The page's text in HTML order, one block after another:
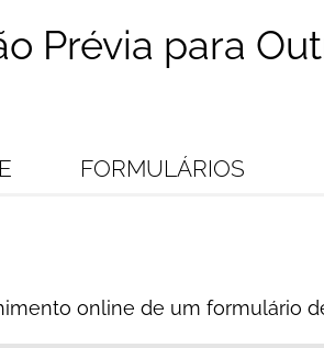
Prévia para
FORMULÁRIOS
online de um formulário